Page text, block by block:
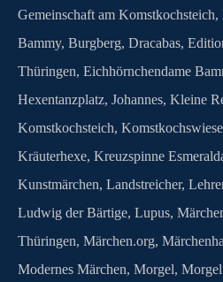
Gemeinschaft am Komstkochsteich,
Bammy, Burgberg, Dracabas,
Thüringen, Eichhörnchendame
Hexentanzplatz, Johannes, Kleine
Komstkochsteich, Komstkochswiese
Kräuterhexe, Kreuzspinne
Kunstmärchen, Landstreicher,
Ludwig der Bärtige, Lupus,
Thüringen, Märchen.org,
Modernes Märchen, Morgel, Morgel